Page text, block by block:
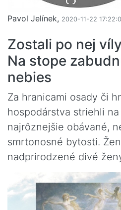
Pavol Jelínek, 2020-11-22
Zostali po nej
Na stope
nebies
Za hranicami osady či
hospodárstva striehli
najrôznejšie obávané,
smrtonosné bytosti.
nadprirodzené divé